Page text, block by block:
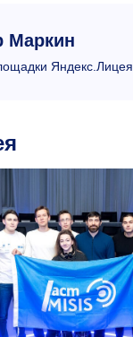
Маркин
Яндекс.Лицея